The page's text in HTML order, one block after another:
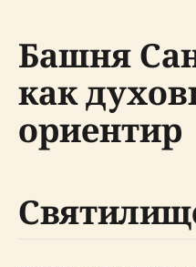
Башня
как
ориентир